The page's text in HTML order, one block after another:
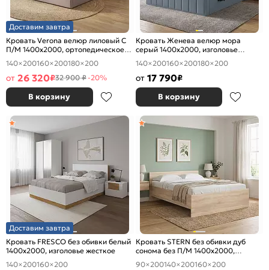
Доставим завтра
Кровать Verona велюр лиловый С
П/М 1400x2000, ортопедическое
основание, изголовье мягкое
140×200160×200180×200
от 26 320₽32 900 ₽-20%
В корзину
Кровать Женева велюр мора
серый 1400x2000, изголовье
мягкое
140×200160×200180×200
от 17 790₽
В корзину
Доставим завтра
Кровать FRESCO без обивки белый
1400x2000, изголовье жесткое
140×200160×200
Кровать STERN без обивки дуб
сонома без П/М 1400x2000,
изголовье жесткое
90×200140×200160×200